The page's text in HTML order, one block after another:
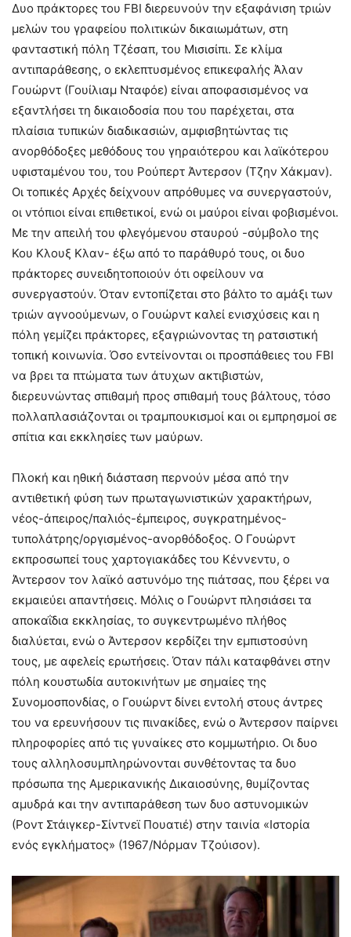
Δυο πράκτορες του FBI διερευνούν την εξαφάνιση τριών
μελών του γραφείου πολιτικών δικαιωμάτων, στη
φανταστική πόλη Τζέσαπ, του Μισισίπι. Σε κλίμα
αντιπαράθεσης, ο εκλεπτυσμένος επικεφαλής Άλαν
Γουώρντ (Γουίλιαμ Νταφόε) είναι αποφασισμένος να
εξαντλήσει τη δικαιοδοσία που του παρέχεται, στα
πλαίσια τυπικών διαδικασιών, αμφισβητώντας τις
ανορθόδοξες μεθόδους του γηραιότερου και λαϊκότερου
υφισταμένου του, του Ρούπερτ Άντερσον (Τζην Χάκμαν).
Οι τοπικές Αρχές δείχνουν απρόθυμες να συνεργαστούν,
οι ντόπιοι είναι επιθετικοί, ενώ οι μαύροι είναι φοβισμένοι.
Με την απειλή του φλεγόμενου σταυρού -σύμβολο της
Κου Κλουξ Κλαν- έξω από το παράθυρό τους, οι δυο
πράκτορες συνειδητοποιούν ότι οφείλουν να
συνεργαστούν. Όταν εντοπίζεται στο βάλτο το αμάξι των
τριών αγνοούμενων, ο Γουώρντ καλεί ενισχύσεις και η
πόλη γεμίζει πράκτορες, εξαγριώνοντας τη ρατσιστική
τοπική κοινωνία. Όσο εντείνονται οι προσπάθειες του FBI
να βρει τα πτώματα των άτυχων ακτιβιστών,
διερευνώντας σπιθαμή προς σπιθαμή τους βάλτους, τόσο
πολλαπλασιάζονται οι τραμπουκισμοί και οι εμπρησμοί σε
σπίτια και εκκλησίες των μαύρων.
Πλοκή και ηθική διάσταση περνούν μέσα από την
αντιθετική φύση των πρωταγωνιστικών χαρακτήρων,
νέος-άπειρος/παλιός-έμπειρος, συγκρατημένος-
τυπολάτρης/οργισμένος-ανορθόδοξος. Ο Γουώρντ
εκπροσωπεί τους χαρτογιακάδες του Κέννεντυ, ο
Άντερσον τον λαϊκό αστυνόμο της πιάτσας, που ξέρει να
εκμαιεύει απαντήσεις. Μόλις ο Γουώρντ πλησιάσει τα
αποκαΐδια εκκλησίας, το συγκεντρωμένο πλήθος
διαλύεται, ενώ ο Άντερσον κερδίζει την εμπιστοσύνη
τους, με αφελείς ερωτήσεις. Όταν πάλι καταφθάνει στην
πόλη κουστωδία αυτοκινήτων με σημαίες της
Συνομοσπονδίας, ο Γουώρντ δίνει εντολή στους άντρες
του να ερευνήσουν τις πινακίδες, ενώ ο Άντερσον παίρνει
πληροφορίες από τις γυναίκες στο κομμωτήριο. Οι δυο
τους αλληλοσυμπληρώνονται συνθέτοντας τα δυο
πρόσωπα της Αμερικανικής Δικαιοσύνης, θυμίζοντας
αμυδρά και την αντιπαράθεση των δυο αστυνομικών
(Ροντ Στάιγκερ-Σίντνεϊ Πουατιέ) στην ταινία «Ιστορία
ενός εγκλήματος» (1967/Νόρμαν Τζούισον).